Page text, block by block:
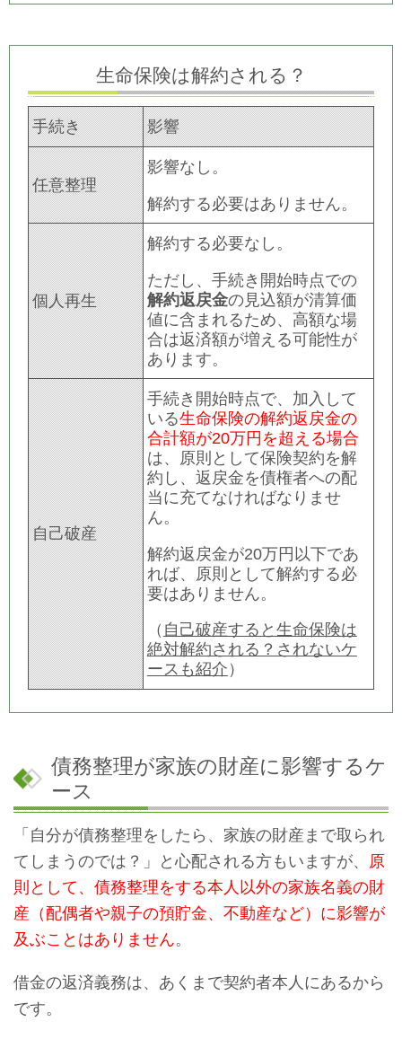
生命保険は解約される？
手続き 影響
任意整理
影響なし。
解約する必要はありません。
個人再生
解約する必要なし。
ただし、手続き開始時点での
解約返戻金の見込額が清算価
値に含まれるため、高額な場
合は返済額が増える可能性が
あります。
自己破産
手続き開始時点で、加入して
いる生命保険の解約返戻金の
合計額が20万円を超える場合
は、原則として保険契約を解
約し、返戻金を債権者への配
当に充てなければなりませ
ん。
解約返戻金が20万円以下であ
れば、原則として解約する必
要はありません。
（ 自己破産すると生命保険は
絶対解約される？されないケ
ースも紹介）
債務整理が家族の財産に影響するケ
ース
「自分が債務整理をしたら、家族の財産まで取られ
てしまうのでは？」と心配される方もいますが、 原
則として、債務整理をする本人以外の家族名義の財
産（配偶者や親子の預貯金、不動産など）に影響が
及ぶことはありません。
借金の返済義務は、あくまで契約者本人にあるから
です。